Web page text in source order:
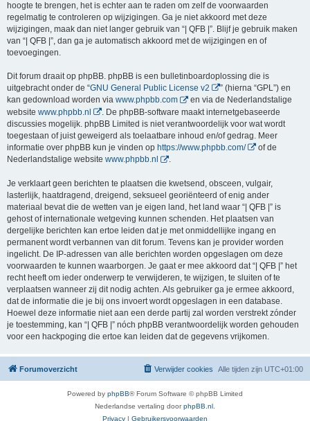
hoogte te brengen, het is echter aan te raden om zelf de voorwaarden
regelmatig te controleren op wijzigingen. Ga je niet akkoord met deze
wijzigingen, maak dan niet langer gebruik van “| QFB |”. Blijf je gebruik maken
van “| QFB |”, dan ga je automatisch akkoord met de wijzigingen en of
toevoegingen.
Dit forum draait op phpBB. phpBB is een bulletinboardoplossing die is
uitgebracht onder de “GNU General Public License v2
” (hierna “GPL”) en
kan gedownload worden via www.phpbb.com
en via de Nederlandstalige
website www.phpbb.nl
. De phpBB-software maakt internetgebaseerde
discussies mogelijk. phpBB Limited is niet verantwoordelijk voor wat wordt
toegestaan of juist geweigerd als toelaatbare inhoud en/of gedrag. Meer
informatie over phpBB kun je vinden op https://www.phpbb.com/
of de
Nederlandstalige website www.phpbb.nl .
Je verklaart geen berichten te plaatsen die kwetsend, obsceen, vulgair,
lasterlijk, haatdragend, dreigend, seksueel georiënteerd of enig ander
materiaal bevat die de wetten van je eigen land, het land waar “| QFB |” is
gehost of internationale wetgeving kunnen schenden. Het plaatsen van
dergelijke berichten kan ertoe leiden dat je met onmiddellijke ingang en
permanent wordt verbannen van dit forum. Tevens kan je provider worden
ingelicht. De IP-adressen van alle berichten worden opgeslagen om deze
voorwaarden te kunnen waarborgen. Je gaat er mee akkoord dat “| QFB |” het
recht heeft om ieder onderwerp te verwijderen, te wijzigen, te sluiten of te
verplaatsen wanneer zij dit nodig achten. Als gebruiker ga je ermee akkoord,
dat de informatie die je bij ons invoert wordt opgeslagen in een database.
Hoewel deze informatie niet aan een derde partij zal worden verstrekt zónder
je toestemming, kan “| QFB |” nóch phpBB verantwoordelijk worden gehouden
voor een hackpoging die ertoe kan leiden dat de gegevens vrijkomen.
Forumoverzicht Alle tijden zijn UTC+01:00
Verwijder cookies
Powered by phpBB® Forum Software © phpBB Limited
Nederlandse vertaling doorphpBB.nl
Privacy | Gebruikersvoorwaarden